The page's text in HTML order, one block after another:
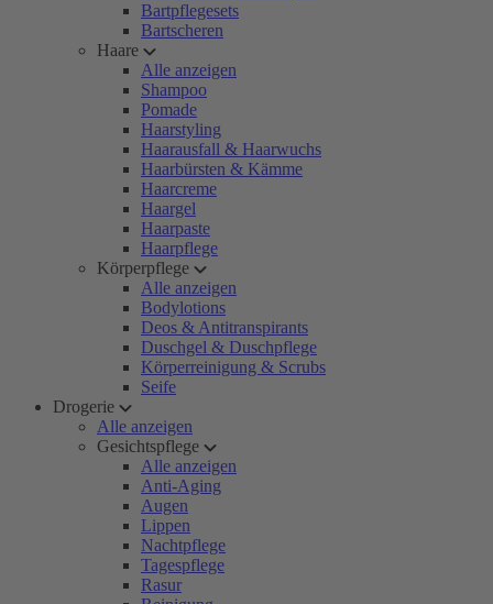
Bartpflegesets
Bartscheren
Haare
Alle anzeigen
Shampoo
Pomade
Haarstyling
Haarausfall & Haarwuchs
Haarbürsten & Kämme
Haarcreme
Haargel
Haarpaste
Haarpflege
Körperpflege
Alle anzeigen
Bodylotions
Deos & Antitranspirants
Duschgel & Duschpflege
Körperreinigung & Scrubs
Seife
Drogerie
Alle anzeigen
Gesichtspflege
Alle anzeigen
Anti-Aging
Augen
Lippen
Nachtpflege
Tagespflege
Rasur